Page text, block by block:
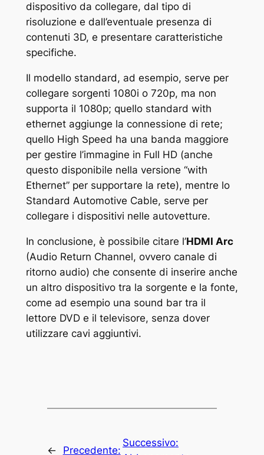
dispositivo da collegare, dal tipo di
risoluzione e dall’eventuale presenza di
contenuti 3D, e presentare caratteristiche
specifiche.
Il modello standard, ad esempio, serve per
collegare sorgenti 1080i o 720p, ma non
supporta il 1080p; quello standard with
ethernet aggiunge la connessione di rete;
quello High Speed ha una banda maggiore
per gestire l’immagine in Full HD (anche
questo disponibile nella versione “with
Ethernet” per supportare la rete), mentre lo
Standard Automotive Cable, serve per
collegare i dispositivi nelle autovetture.
In conclusione, è possibile citare l’HDMI Arc
(Audio Return Channel, ovvero canale di
ritorno audio) che consente di inserire anche
un altro dispositivo tra la sorgente e la fonte,
come ad esempio una sound bar tra il
lettore DVD e il televisore, senza dover
utilizzare cavi aggiuntivi.
←
Precedente:
Successivo: